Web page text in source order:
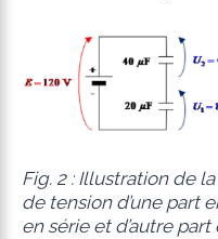
Fig. 2 : Illustration de
de tension d’une part
en série et d’autre